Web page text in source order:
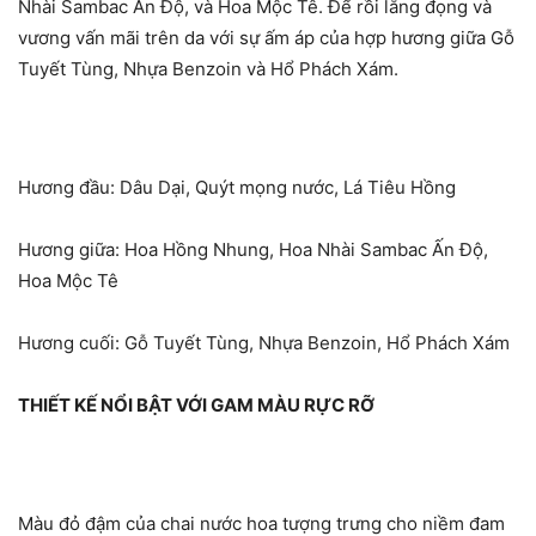
Nhài Sambac Ấn Độ, và Hoa Mộc Tê. Để rồi lắng đọng và
vương vấn mãi trên da với sự ấm áp của hợp hương giữa Gỗ
Tuyết Tùng, Nhựa Benzoin và Hổ Phách Xám.
Hương đầu: Dâu Dại, Quýt mọng nước, Lá Tiêu Hồng
Hương giữa: Hoa Hồng Nhung, Hoa Nhài Sambac Ấn Độ,
Hoa Mộc Tê
Hương cuối: Gỗ Tuyết Tùng, Nhựa Benzoin, Hổ Phách Xám
THIẾT KẾ NỔI BẬT VỚI GAM MÀU RỰC RỠ
Màu đỏ đậm của chai nước hoa tượng trưng cho niềm đam